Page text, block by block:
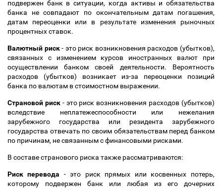
подвержен банк в ситуации, когда активы и обязательства
банка не совпадают по окончательным датам погашения,
датам переоценки или в результате изменения рыночных
процентных ставок.
Валютный риск- это риск возникновения расходов (убытков),
связанных с изменением курсов иностранных валют при
осуществлении банком своей деятельности. Вероятность
расходов (убытков) возникает из-за переоценки позиций
банка по валютам в стоимостном выражении.
Страновой риск- это риск возникновения расходов (убытков)
вследствие неплатежеспособности или нежелания
зарубежного государства или резидента зарубежного
государства отвечать по своим обязательствам перед банком
по причинам, не связанным с финансовыми рисками.
В составе странового риска также рассматриваются:
Риск перевода - это риск прямых или косвенных потерь,
которому подвержен банк или любая из его дочерних